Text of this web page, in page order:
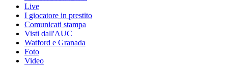
Live
I giocatore in prestito
Comunicati stampa
Visti dall'AUC
Watford e Granada
Foto
Video